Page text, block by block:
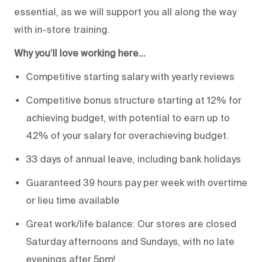
essential, as we will support you all along the way
with in-store training.
Why you’ll love working here…
Competitive starting salary with yearly reviews
Competitive bonus structure starting at 12% for
achieving budget, with potential to earn up to
42% of your salary for overachieving budget.
33 days of annual leave, including bank holidays
Guaranteed 39 hours pay per week with overtime
or lieu time available
Great work/life balance: Our stores are closed
Saturday afternoons and Sundays, with no late
evenings after 5pm!